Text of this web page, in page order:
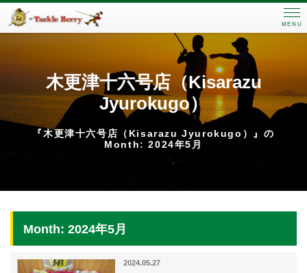
MENU
木更津十六号店（Kisarazu
Jyurokugo）
『木更津十六号店（Kisarazu Jyurokugo）』の
Month: 2024年5月
Month: 2024年5月
2024.05.27